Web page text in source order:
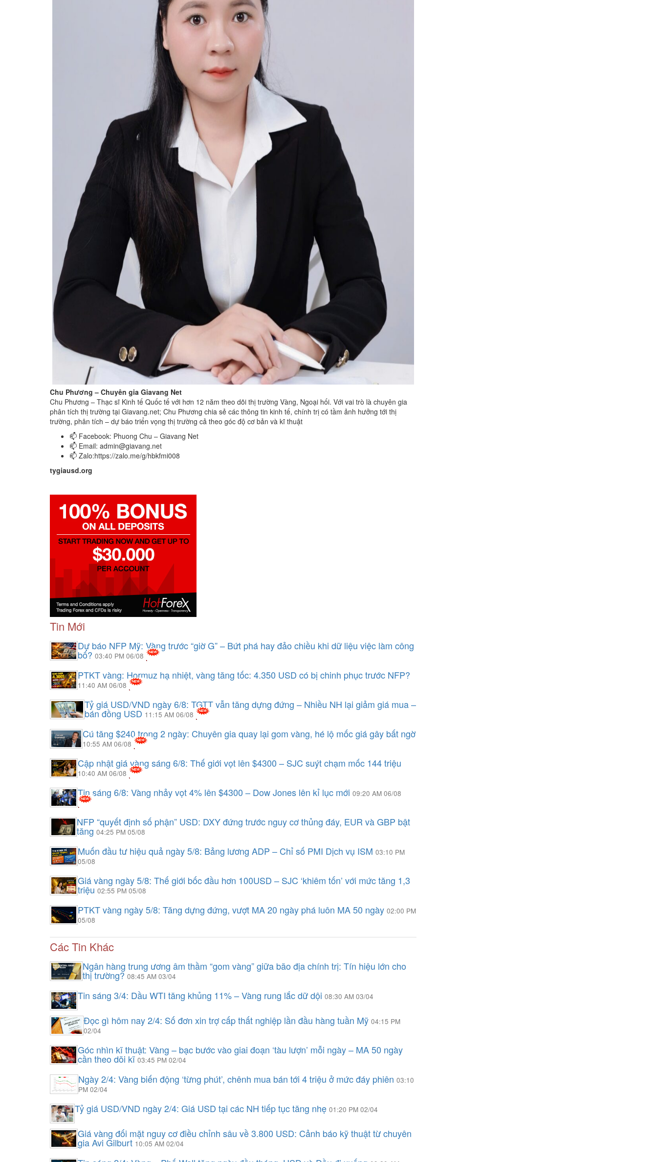
Chu Phương – Chuyên gia Giavang Net
Chu Phương – Thạc sĩ Kinh tế Quốc tế với hơn 12 năm theo dõi thị trường Vàng, Ngoại hối. Với vai trò là chuyên gia
phân tích thị trường tại Giavang.net; Chu Phương chia sẻ các thông tin kinh tế, chính trị có tầm ảnh hưởng tới thị
trường, phân tích – dự báo triển vọng thị trường cả theo góc độ cơ bản và kĩ thuật
📫 Facebook: Phuong Chu – Giavang Net
📫 Email: admin@giavang.net
📫 Zalo:https://zalo.me/g/hbkfmi008
tygiausd.org
Tin Mới
Dự báo NFP Mỹ: Vàng trước “giờ G” – Bứt phá hay đảo chiều khi dữ liệu việc làm công
bố? 03:40 PM 06/08
PTKT vàng: Hormuz hạ nhiệt, vàng tăng tốc: 4.350 USD có bị chinh phục trước NFP?
11:40 AM 06/08
Tỷ giá USD/VND ngày 6/8: TGTT vẫn tăng dựng đứng – Nhiều NH lại giảm giá mua –
bán đồng USD 11:15 AM 06/08
Cú tăng $240 trong 2 ngày: Chuyên gia quay lại gom vàng, hé lộ mốc giá gây bất ngờ
10:55 AM 06/08
Cập nhật giá vàng sáng 6/8: Thế giới vọt lên $4300 – SJC suýt chạm mốc 144 triệu
10:40 AM 06/08
Tin sáng 6/8: Vàng nhảy vọt 4% lên $4300 – Dow Jones lên kỉ lục mới 09:20 AM 06/08
NFP “quyết định số phận” USD: DXY đứng trước nguy cơ thủng đáy, EUR và GBP bật
tăng04:25 PM 05/08
Muốn đầu tư hiệu quả ngày 5/8: Bảng lương ADP – Chỉ số PMI Dịch vụ ISM 03:10 PM
05/08
Giá vàng ngày 5/8: Thế giới bốc đầu hơn 100USD – SJC ‘khiêm tốn’ với mức tăng 1,3
triệu 02:55 PM 05/08
PTKT vàng ngày 5/8: Tăng dựng đứng, vượt MA 20 ngày phá luôn MA 50 ngày 02:00 PM
05/08
Các Tin Khác
Ngân hàng trung ương âm thầm “gom vàng” giữa bão địa chính trị: Tín hiệu lớn cho
thị trường?08:45 AM 03/04
Tin sáng 3/4: Dầu WTI tăng khủng 11% – Vàng rung lắc dữ dội08:30 AM 03/04
Đọc gì hôm nay 2/4: Số đơn xin trợ cấp thất nghiệp lần đầu hàng tuần Mỹ04:15 PM
02/04
Góc nhìn kĩ thuật: Vàng – bạc bước vào giai đoạn ‘tàu lượn’ mỗi ngày – MA 50 ngày
cần theo dõi kĩ 03:45 PM 02/04
Ngày 2/4: Vàng biến động ‘từng phút’, chênh mua bán tới 4 triệu ở mức đáy phiên03:10
PM 02/04
Tỷ giá USD/VND ngày 2/4: Giá USD tại các NH tiếp tục tăng nhẹ01:20 PM 02/04
Giá vàng đối mặt nguy cơ điều chỉnh sâu về 3.800 USD: Cảnh báo kỹ thuật từ chuyên
gia Avi Gilburt 10:05 AM 02/04